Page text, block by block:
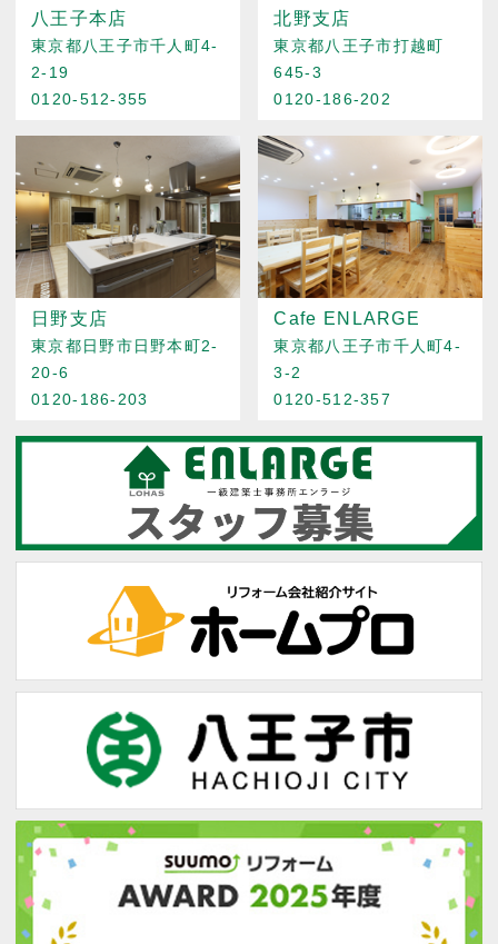
八王子本店
東京都八王子市千人町4-
2-19
0120-512-355
北野支店
東京都八王子市打越町
645-3
0120-186-202
日野支店
東京都日野市日野本町2-
20-6
0120-186-203
Cafe ENLARGE
東京都八王子市千人町4-
3-2
0120-512-357